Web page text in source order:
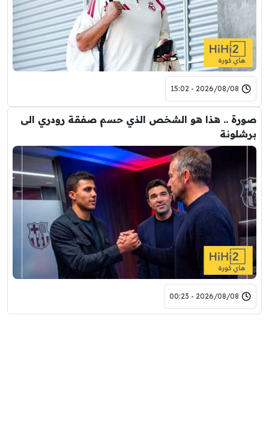
2026/08/08 - 15:02
صورة .. هذا هو الشخص الذي حسم صفقة رودري الى
برشلونة
2026/08/08 - 00:23